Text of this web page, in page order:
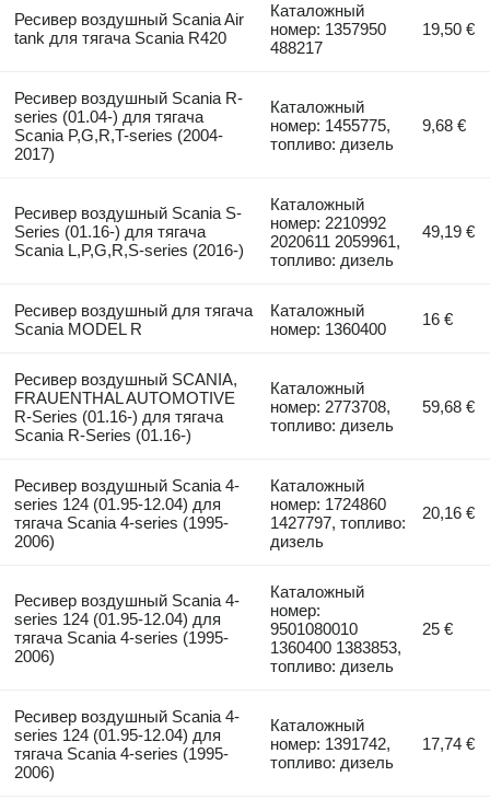
Ресивер воздушный Scania Air
tank для тягача Scania R420
Каталожный
номер: 1357950
488217
19,50 €
Ресивер воздушный Scania R-
series (01.04-) для тягача
Scania P,G,R,T-series (2004-
2017)
Каталожный
номер: 1455775,
топливо: дизель
9,68 €
Ресивер воздушный Scania S-
Series (01.16-) для тягача
Scania L,P,G,R,S-series (2016-)
Каталожный
номер: 2210992
2020611 2059961,
топливо: дизель
49,19 €
Ресивер воздушный для тягача
Scania MODEL R
Каталожный
номер: 1360400
16 €
Ресивер воздушный SCANIA,
FRAUENTHAL AUTOMOTIVE
R-Series (01.16-) для тягача
Scania R-Series (01.16-)
Каталожный
номер: 2773708,
топливо: дизель
59,68 €
Ресивер воздушный Scania 4-
series 124 (01.95-12.04) для
тягача Scania 4-series (1995-
2006)
Каталожный
номер: 1724860
1427797, топливо:
дизель
20,16 €
Ресивер воздушный Scania 4-
series 124 (01.95-12.04) для
тягача Scania 4-series (1995-
2006)
Каталожный
номер:
9501080010
1360400 1383853,
топливо: дизель
25 €
Ресивер воздушный Scania 4-
series 124 (01.95-12.04) для
тягача Scania 4-series (1995-
2006)
Каталожный
номер: 1391742,
топливо: дизель
17,74 €